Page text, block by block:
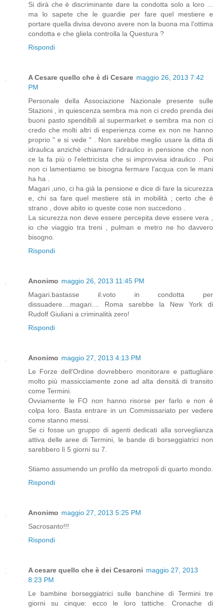
Si dirà che è discriminante dare la condotta solo a loro ...
ma lo sapete che le guardie per fare quel mestiere e
portare quella divisa devono avere non la buona ma l'ottima
condotta e che gliela controlla la Questura ?
Rispondi
A Cesare quello che è di Cesare maggio 26, 2013 7:42
PM
Personale della Associazione Nazionale presente sulle
Stazioni , in quiescenza sembra ma non ci credo prenda dei
buoni pasto spendibili al supermarket e sembra ma non ci
credo che molti altri di esperienza come ex non ne hanno
proprio " e si vede " . Non sarebbe meglio usare la ditta di
idraulica anzichè chiamare l'idraulico in pensione che non
ce la fa più o l'elettricista che si improvvisa idraulico . Poi
non ci lamentiamo se bisogna fermare l'acqua con le mani
ha ha .
Magari ,uno, ci ha già la pensione e dice di fare la sicurezza
e, chi sa fare quel mestiere stà in mobilità ; certo che è
strano , dove abito io queste cose non succedono .
La sicurezza non deve essere percepita deve essere vera ,
io che viaggio tra treni , pulman e metro ne ho davvero
bisogno.
Rispondi
Anonimo maggio 26, 2013 11:45 PM
Magari.bastasse il.voto in condotta per
dissuadere....magari.... Roma sarebbe la New York di
Rudolf Giuliani a criminalità zero!
Rispondi
Anonimo maggio 27, 2013 4:13 PM
Le Forze dell'Ordine dovrebbero monitorare e pattugliare
molto più massicciamente zone ad alta densitá di transito
come Termini.
Ovviamente le FO non hanno risorse per farlo e non é
colpa loro. Basta entrare in un Commissariato per vedere
come stanno messi.
Se ci fosse un gruppo di agenti dedicati alla sorveglianza
attiva delle aree di Termini, le bande di borseggiatrici non
sarebbero lì 5 giorni su 7.
Stiamo assumendo un profilo da metropoli di quarto mondo.
Rispondi
Anonimo maggio 27, 2013 5:25 PM
Sacrosanto!!!
Rispondi
A cesare quello che è dei Cesaroni maggio 27, 2013
8:23 PM
Le bambine borseggiatrici sulle banchine di Termini tre
giorni su cinque: ecco le loro tattiche. Cronache di